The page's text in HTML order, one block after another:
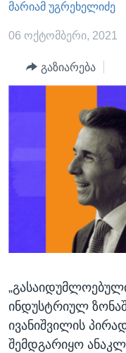
ᲛᲡᲝᲤᲚᲘᲝ
ᲕᲘᲓᲔᲝᲔᲑᲘ
ᲒᲐᲓᲐᲪᲔᲛᲔᲑᲘ
ᲕᲐᲨᲘᲜᲒᲢᲝᲜᲘ ᲓᲦᲔᲡ
ᲮᲔᲓᲕᲐ
ᲡᲢᲣᲓᲘᲐ ᲕᲐᲨᲘᲜᲒᲢᲝᲜᲘ
ᲡᲮᲕᲐ ᲡᲘᲐᲮᲚᲔᲔᲑᲘ
ᲯᲐᲜᲛᲠᲗᲔᲚᲝᲑᲐ
ᲛᲔᲪᲜᲘᲔᲠᲔᲑᲐ
ᲓᲔᲖᲘᲜᲤᲝᲠᲛᲐᲪᲘᲐ
ᲠᲣᲡᲔᲗᲘᲡ ᲨᲔᲭᲠᲐ
Learning English
ᲗᲕᲐᲚᲘ ᲒᲕᲐᲓᲔᲕᲜᲔᲗ
ენები
მარიამ უგრეხელიძე
06 ოქტომბერი, 2021
გაზიარება
ინდუსტრიულ
ივანიშვილის
შემდგარიყო